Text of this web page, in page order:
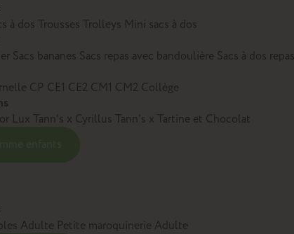
à dos Trousses Trolleys Mini sacs à dos
Sacs bananes Sacs repas avec bandoulière Sacs à dos repas
CP CE1 CE2 CM1 CM2 Collège
Lux Tann’s x Cyrillus Tann's x Tartine et Chocolat
Adulte Petite maroquinerie Adulte